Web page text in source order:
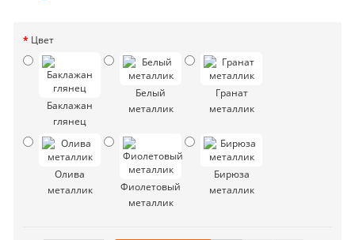
Цвет
Баклажан
глянец
Белый
металлик
Гранат
металлик
Олива
металлик
Фиолетовый
металлик
Бирюза
металлик